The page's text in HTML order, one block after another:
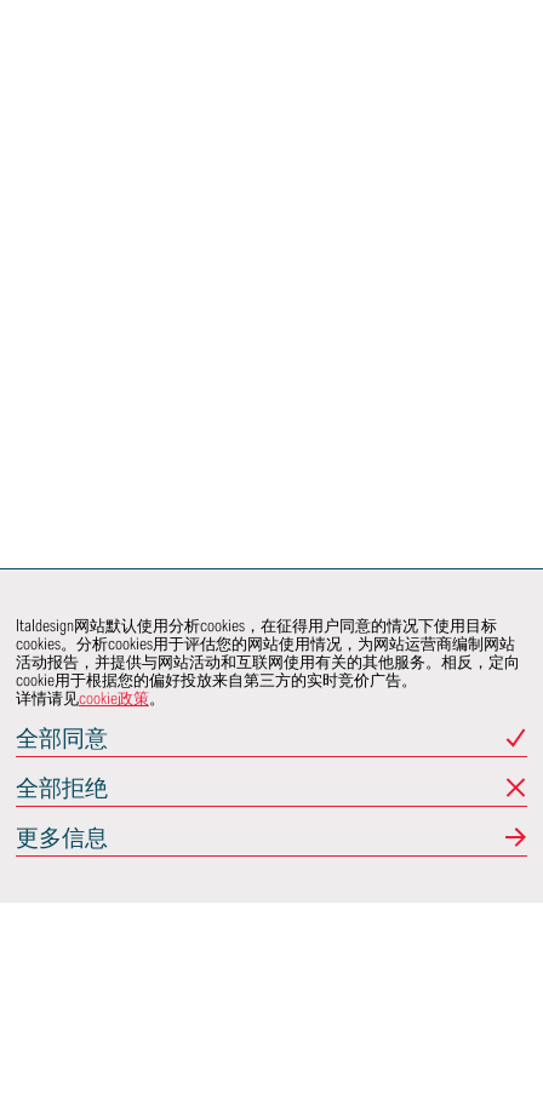
Italdesign网站默认使用分析cookies，在征得用户同意的情况下使用目标
cookies。分析cookies用于评估您的网站使用情况，为网站运营商编制网站
活动报告，并提供与网站活动和互联网使用有关的其他服务。相反，定向
cookie用于根据您的偏好投放来自第三方的实时竞价广告。
详情请见cookie政策。
全部同意
全部拒绝
更多信息